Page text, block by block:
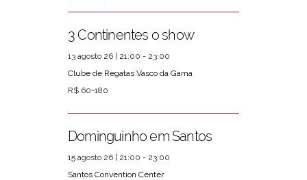
3 Continentes o show
13 agosto 26 | 21:00 - 23:00
Clube de Regatas Vasco da Gama
R$ 60-180
Dominguinho em Santos
15 agosto 26 | 21:00 - 23:00
Santos Convention Center